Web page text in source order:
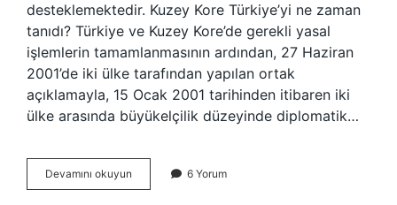
desteklemektedir. Kuzey Kore Türkiye’yi ne zaman
tanıdı? Türkiye ve Kuzey Kore’de gerekli yasal
işlemlerin tamamlanmasının ardından, 27 Haziran
2001’de iki ülke tarafından yapılan ortak
açıklamayla, 15 Ocak 2001 tarihinden itibaren iki
ülke arasında büyükelçilik düzeyinde diplomatik…
Devamını okuyun
Güney
6 Yorum